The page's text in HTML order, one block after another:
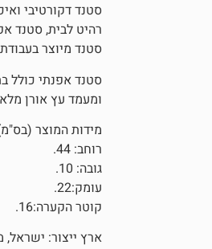
סטנד דקורטיבי
רהיט לבית, סטנד
סטנד מיוצר
סטנד אפנתי כולל
ומעמד עץ אורן
מידות המוצר
רוחב: 44.
גובה: 10.
עומק:22.
קוטר הקערה:16.
ארץ ייצור: ישראל,